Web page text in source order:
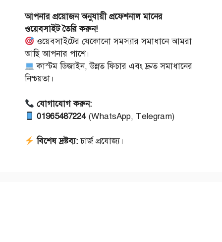
আপনার প্রয়োজন অনুযায়ী প্রফেশনাল মানের
ওয়েবসাইট তৈরি করুন!
ওয়েবসাইটের যেকোনো সমস্যার সমাধানে আমরা
আছি আপনার পাশে।
কাস্টম ডিজাইন, উন্নত ফিচার এবং দ্রুত সমাধানের
নিশ্চয়তা।
যোগাযোগ করুন:
01965487224(WhatsApp, Telegram)
বিশেষ দ্রষ্টব্য:চার্জ প্রযোজ্য।